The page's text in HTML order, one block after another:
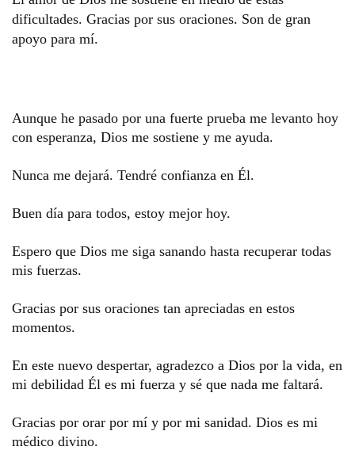
dificultades. Gracias por sus oraciones. Son de gran
apoyo para mí.
Aunque he pasado por una fuerte prueba me levanto hoy
con esperanza, Dios me sostiene y me ayuda.
Nunca me dejará. Tendré confianza en Él.
Buen día para todos, estoy mejor hoy.
Espero que Dios me siga sanando hasta recuperar todas
mis fuerzas.
Gracias por sus oraciones tan apreciadas en estos
momentos.
En este nuevo despertar, agradezco a Dios por la vida, en
mi debilidad Él es mi fuerza y sé que nada me faltará.
Gracias por orar por mí y por mi sanidad. Dios es mi
médico divino.